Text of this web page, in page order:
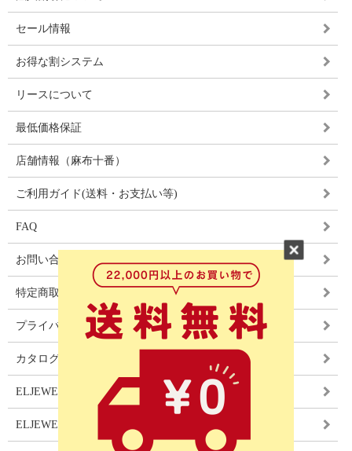
セール情報
お得な割システム
リースについて
最低価格保証
店舗情報（麻布十番）
ご利用ガイド(送料・お支払い等)
FAQ
お問い合わせ
特定商取引法に基づく表記
プライバシーポリシー
カタログ
ELJEWEL LIGHITNG
ELJEWEL カーテン